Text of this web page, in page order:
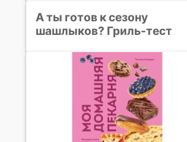
А ты готов к сезону
шашлыков? Гриль-тест